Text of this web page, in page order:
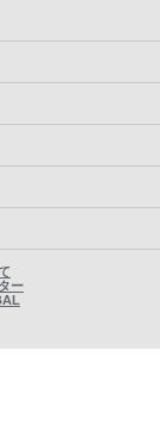
ー